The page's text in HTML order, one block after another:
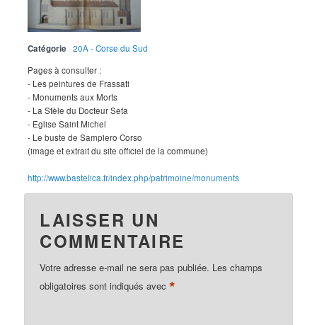
Catégorie
20A - Corse du Sud
Pages à consulter :
- Les peintures de Frassati
- Monuments aux Morts
- La Stèle du Docteur Seta
- Eglise Saint Michel
- Le buste de Sampiero Corso
(image et extrait du site officiel de la commune)
http://www.bastelica.fr/index.php/patrimoine/monuments
LAISSER UN
COMMENTAIRE
Votre adresse e-mail ne sera pas publiée. Les champs
obligatoires sont indiqués avec*